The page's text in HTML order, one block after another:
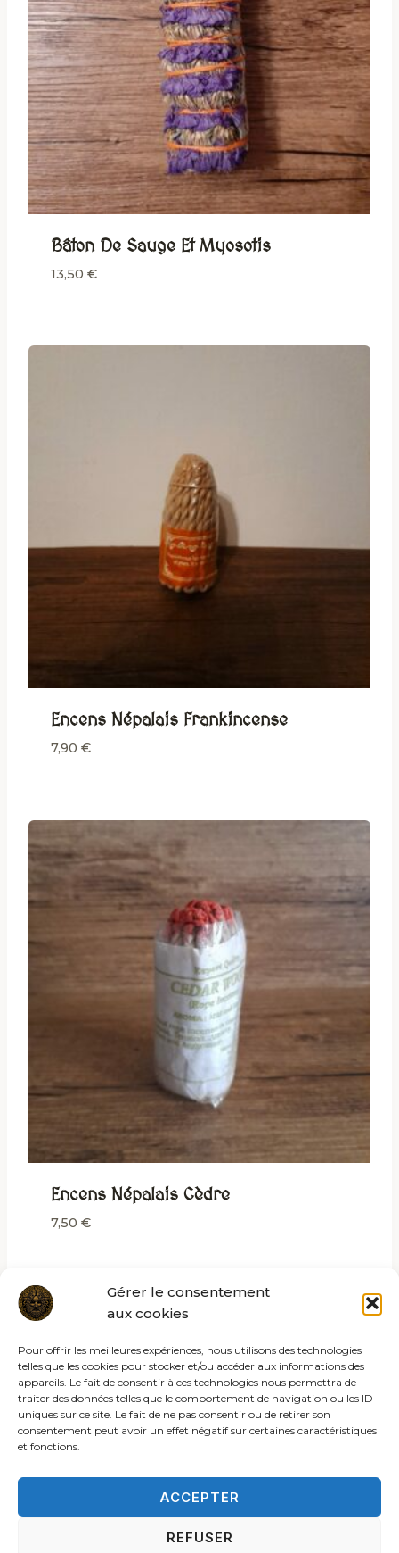
Gérer le consentement
aux cookies
Pour offrir les meilleures expériences, nous utilisons des technologies
telles que les cookies pour stocker et/ou accéder aux informations des
appareils. Le fait de consentir à ces technologies nous permettra de
traiter des données telles que le comportement de navigation ou les ID
uniques sur ce site. Le fait de ne pas consentir ou de retirer son
consentement peut avoir un effet négatif sur certaines caractéristiques
et fonctions.
ACCEPTER
REFUSER
Bâton De Sauge Et Myosotis
13,50 €
Encens Népalais Frankincense
7,90 €
Encens Népalais Cèdre
7,50 €
© 2026 Les rites de la sybille